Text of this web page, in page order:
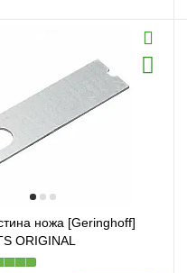
ножа [Geringhoff]
ORIGINAL